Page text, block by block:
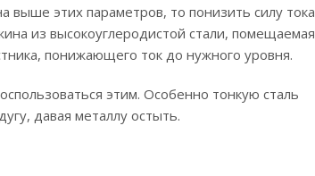
выше этих параметров, то понизить силу тока
из высокоуглеродистой стали, помещаемая
понижающего ток до нужного уровня.
этим. Особенно тонкую сталь
давая металлу остыть.